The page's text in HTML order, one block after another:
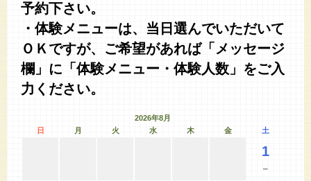
予約下さい。
・体験メニューは、当日選んでいただいて
ＯＫですが、ご希望があれば「メッセージ
欄」に「体験メニュー・体験人数」をご入
力ください。
2026年8月
日
月 火 水 木 金 土
1
－